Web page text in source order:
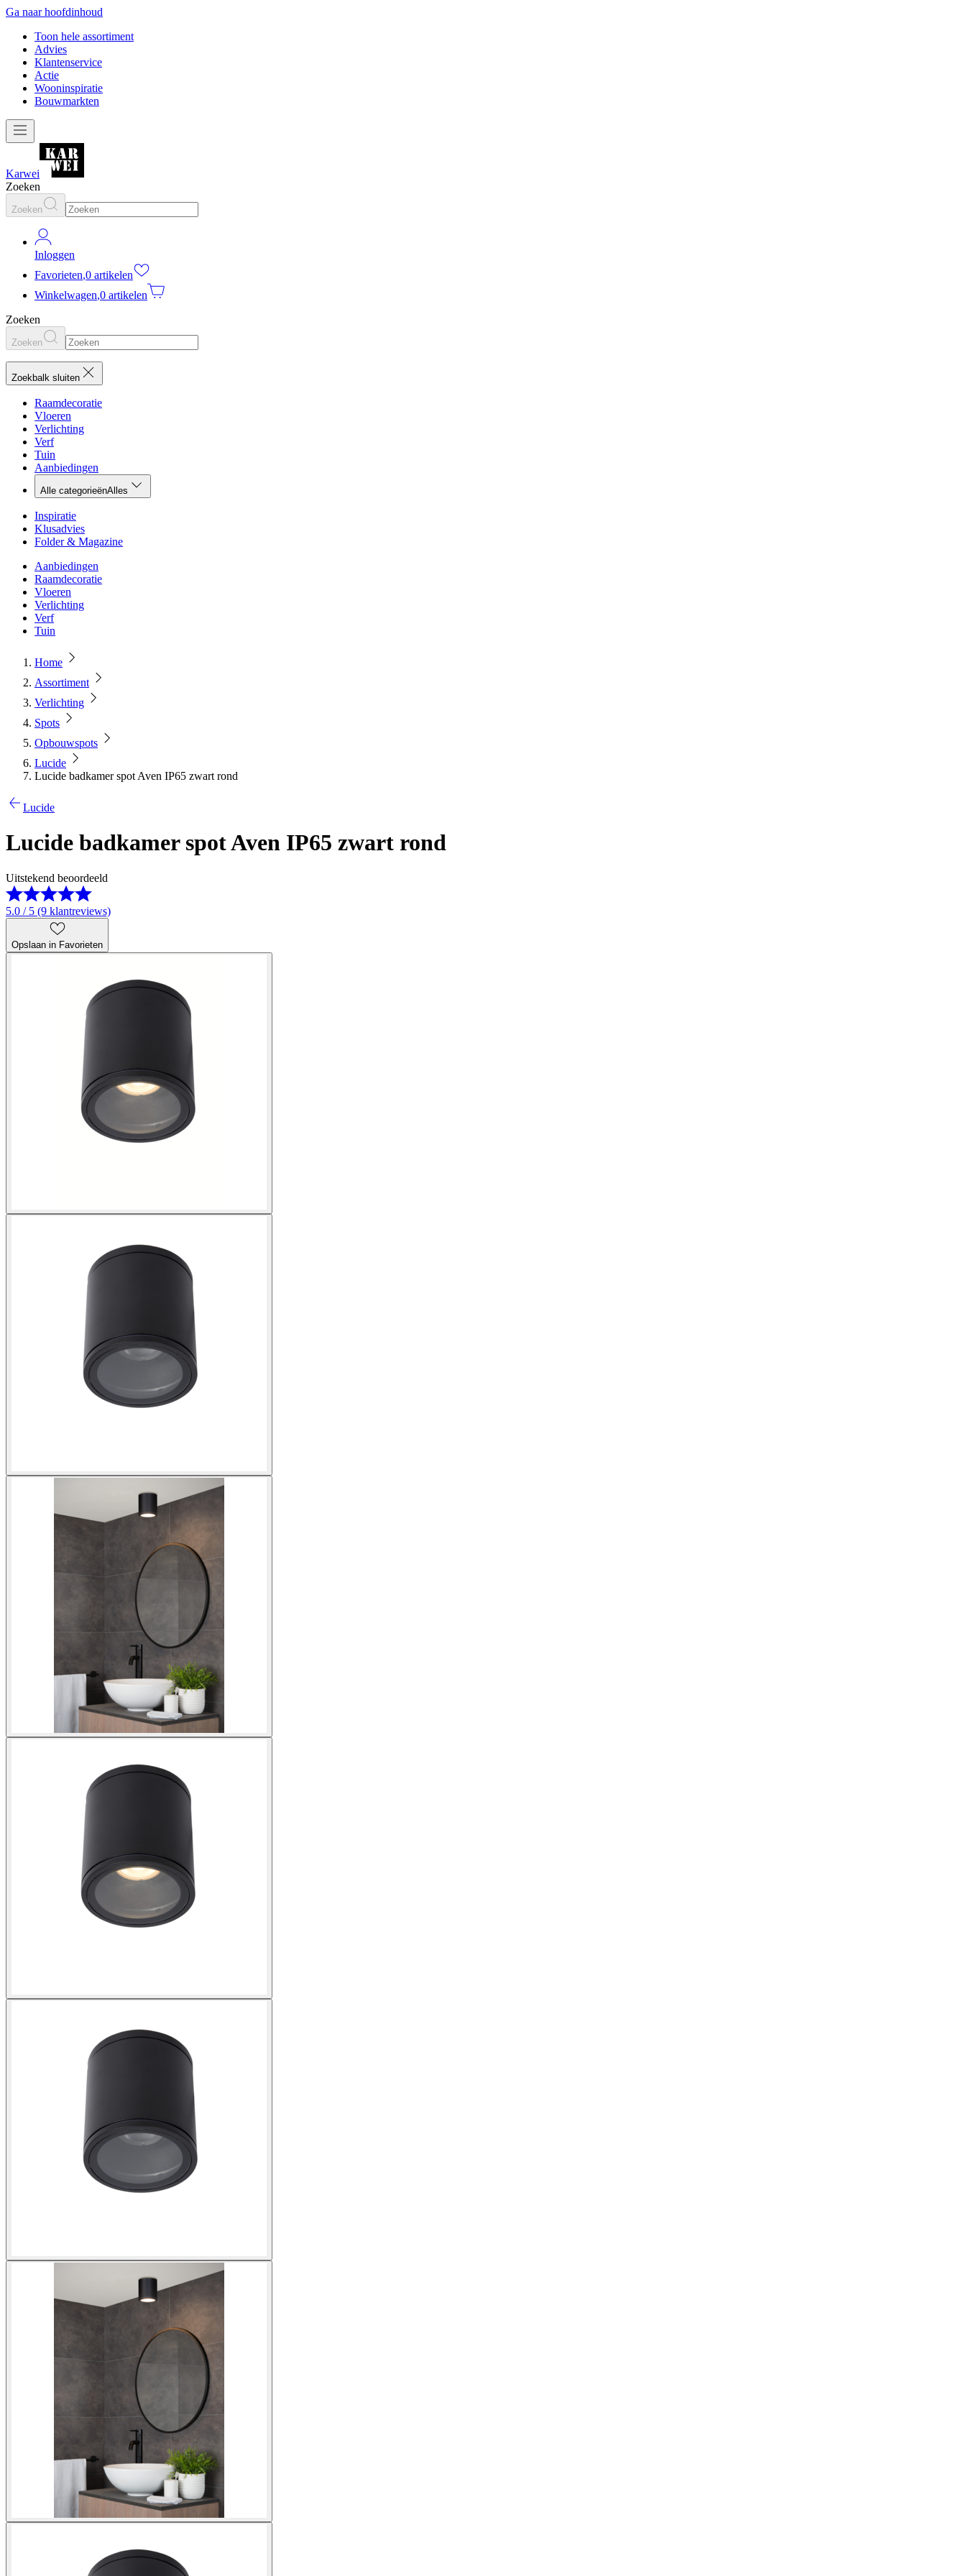
Ga naar hoofdinhoud
Toon hele assortiment
Advies
Klantenservice
Actie
Wooninspiratie
Bouwmarkten
Karwei
Zoeken
Zoeken
Inloggen
Favorieten,0 artikelen
Winkelwagen,0 artikelen
Zoeken
Zoeken
Zoekbalk sluiten
Raamdecoratie
Vloeren
Verlichting
Verf
Tuin
Aanbiedingen
Alle categorieënAlles
Inspiratie
Klusadvies
Folder & Magazine
Aanbiedingen
Raamdecoratie
Vloeren
Verlichting
Verf
Tuin
Home
Assortiment
Verlichting
Spots
Opbouwspots
Lucide
Lucide badkamer spot Aven IP65 zwart rond
Lucide
Lucide badkamer spot Aven IP65 zwart rond
Uitstekend beoordeeld
5.0 / 5 (9 klantreviews)
Opslaan in Favorieten